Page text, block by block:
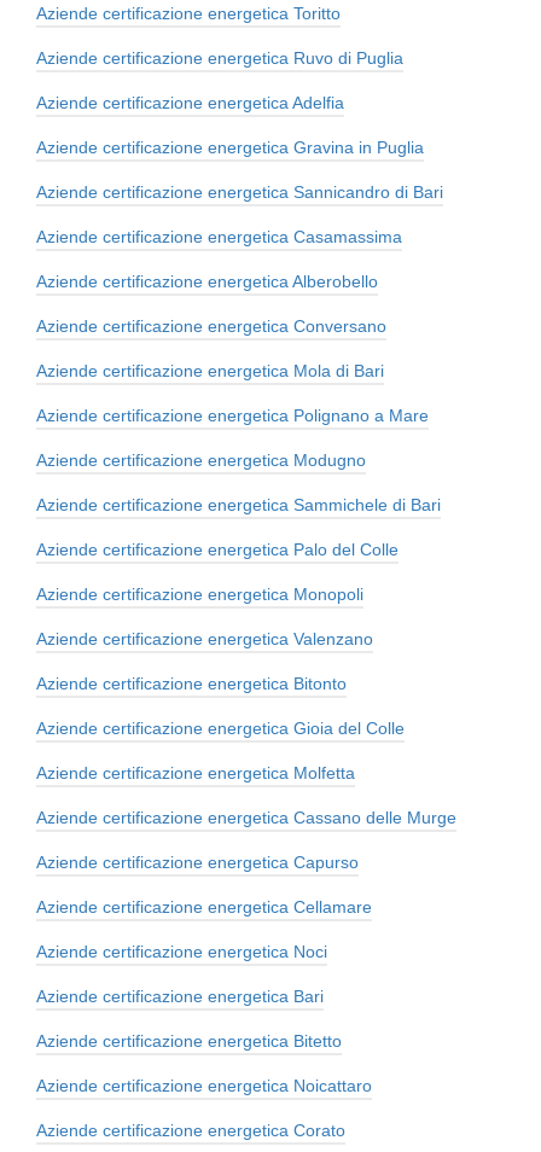
Aziende certificazione energetica Toritto
Aziende certificazione energetica Ruvo di Puglia
Aziende certificazione energetica Adelfia
Aziende certificazione energetica Gravina in Puglia
Aziende certificazione energetica Sannicandro di Bari
Aziende certificazione energetica Casamassima
Aziende certificazione energetica Alberobello
Aziende certificazione energetica Conversano
Aziende certificazione energetica Mola di Bari
Aziende certificazione energetica Polignano a Mare
Aziende certificazione energetica Modugno
Aziende certificazione energetica Sammichele di Bari
Aziende certificazione energetica Palo del Colle
Aziende certificazione energetica Monopoli
Aziende certificazione energetica Valenzano
Aziende certificazione energetica Bitonto
Aziende certificazione energetica Gioia del Colle
Aziende certificazione energetica Molfetta
Aziende certificazione energetica Cassano delle Murge
Aziende certificazione energetica Capurso
Aziende certificazione energetica Cellamare
Aziende certificazione energetica Noci
Aziende certificazione energetica Bari
Aziende certificazione energetica Bitetto
Aziende certificazione energetica Noicattaro
Aziende certificazione energetica Corato